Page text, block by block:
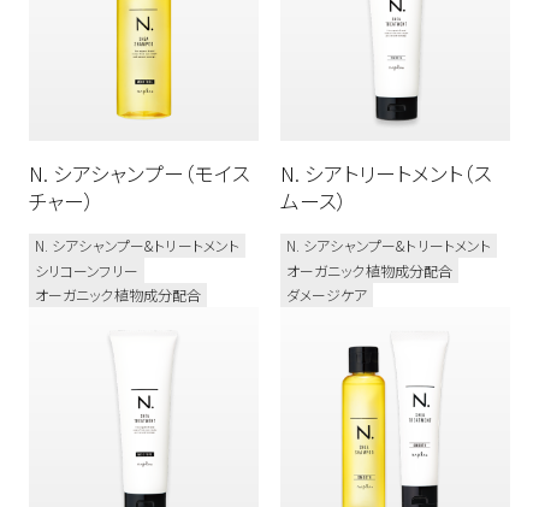
N. シアシャンプー（モイス
チャー）
N. シアシャンプー&トリートメント
シリコーンフリー
オーガニック植物成分配合
N. シアトリートメント（ス
ムース）
N. シアシャンプー&トリートメント
オーガニック植物成分配合
ダメージケア